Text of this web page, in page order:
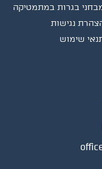
בגרות במתמטיקה
נגישות
שימוש